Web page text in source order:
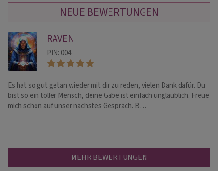
NEUE BEWERTUNGEN
RAVEN
PIN: 004
Es hat so gut getan wieder mit dir zu reden, vielen Dank dafür. Du
bist so ein toller Mensch, deine Gabe ist einfach unglaublich. Freue
mich schon auf unser nächstes Gespräch. B…
MEHR BEWERTUNGEN